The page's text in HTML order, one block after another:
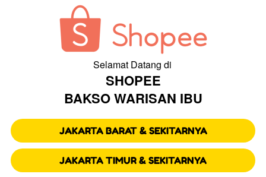
Selamat Datang di
SHOPEE
BAKSO WARISAN IBU
`
JAKARTA BARAT & SEKITARNYA
`
JAKARTA TIMUR & SEKITARNYA